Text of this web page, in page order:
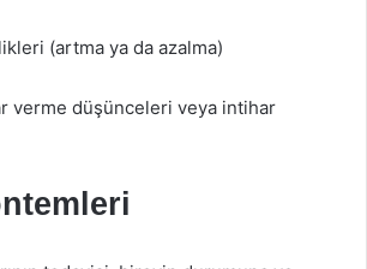
(artma ya da azalma)
verme düşünceleri veya intihar